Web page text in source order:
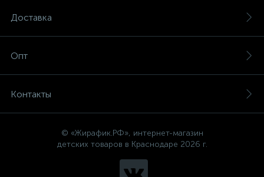
Доставка
Опт
Контакты
© «Жирафик.РФ», интернет-магазин
детских товаров в Краснодаре 2026 г.